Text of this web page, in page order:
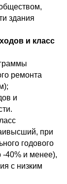
здания
и класс
ремонта
и
при
годового
-40% и менее),
с низким